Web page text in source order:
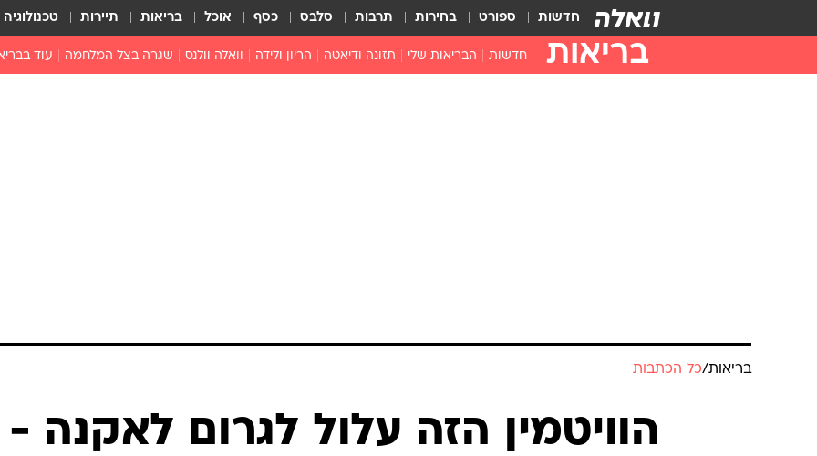
חדשות ספורט בחירות תרבות סלבס כסף אוכל בריאות תיירות טכנולוגיה
בריאות חדשות הבריאות שלי תזונה ודיאטה הריון ולידה וואלה וולנס שגרה בצל המלחמה עוד
לחיות נכון
יופי וטיפוח
בריאות/כל הכתבות
הוויטמין הזה עלול לגרום לאקנה -